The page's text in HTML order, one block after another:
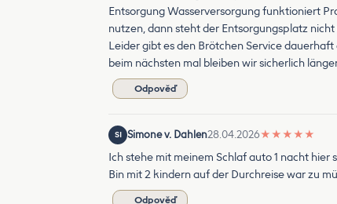
Entsorgung Wasserversorgung funktioniert
nutzen, dann steht der Entsorgungsplatz nicht
Leider gibt es den Brötchen Service
beim nächsten mal bleiben wir sicherlich
Odpověď
SI Simone v. Dahlen28.04.2026★ ★ ★ ★ ★
Ich stehe mit meinem Schlaf auto 1 nacht
Bin mit 2 kindern auf der Durchreise war zu
Odpověď